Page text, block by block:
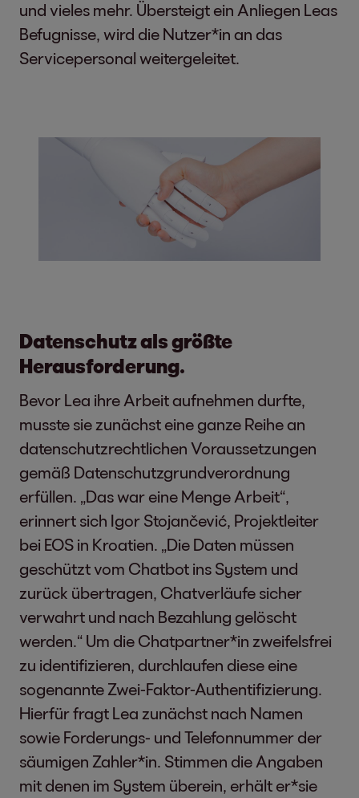
und vieles mehr. Übersteigt ein Anliegen Leas
Befugnisse, wird die Nutzer*in an das
Servicepersonal weitergeleitet.
Datenschutz als größte
Herausforderung.
Bevor Lea ihre Arbeit aufnehmen durfte,
musste sie zunächst eine ganze Reihe an
datenschutzrechtlichen Voraussetzungen
gemäß Datenschutzgrundverordnung
erfüllen. „Das war eine Menge Arbeit“,
erinnert sich Igor Stojančević, Projektleiter
bei EOS in Kroatien. „Die Daten müssen
geschützt vom Chatbot ins System und
zurück übertragen, Chatverläufe sicher
verwahrt und nach Bezahlung gelöscht
werden.“ Um die Chatpartner*in zweifelsfrei
zu identifizieren, durchlaufen diese eine
sogenannte Zwei-Faktor-Authentifizierung.
Hierfür fragt Lea zunächst nach Namen
sowie Forderungs- und Telefonnummer der
säumigen Zahler*in. Stimmen die Angaben
mit denen im System überein, erhält er*sie